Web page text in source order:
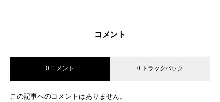
コメント
0 コメント 0 トラックバック
この記事へのコメントはありません。